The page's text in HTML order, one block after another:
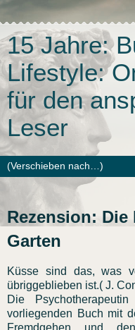
15 Jahre:
Lifestyle:
für den
Leser
Rezension:
Garten
Küsse sind das, was
übriggeblieben ist.( J.
Die
vorliegenden Buch mit
Fremdgehen und